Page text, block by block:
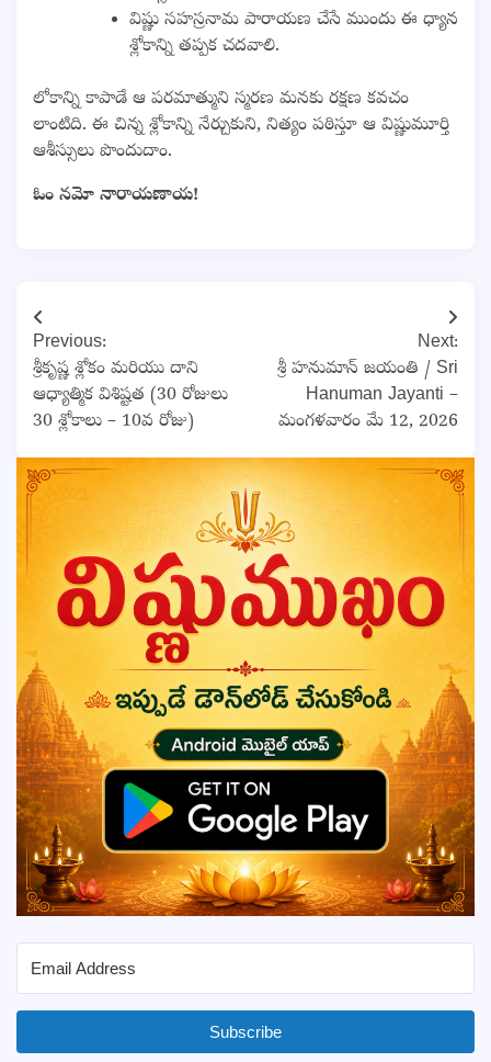
విష్ణు సహస్రనామ పారాయణ చేసే ముందు ఈ ధ్యాన
శ్లోకాన్ని తప్పక చదవాలి.
లోకాన్ని కాపాడే ఆ పరమాత్ముని స్మరణ మనకు రక్షణ కవచం
లాంటిది. ఈ చిన్న శ్లోకాన్ని నేర్చుకుని, నిత్యం పఠిస్తూ ఆ విష్ణుమూర్తి
ఆశీస్సులు పొందుదాం.
ఓం నమో నారాయణాయ!
Post
navigation
Previous:
శ్రీకృష్ణ శ్లోకం మరియు దాని
ఆధ్యాత్మిక విశిష్టత (30 రోజులు
30 శ్లోకాలు – 10వ రోజు)
Next:
శ్రీ హనుమాన్ జయంతి / Sri
Hanuman Jayanti –
మంగళవారం మే 12, 2026
Subscribe